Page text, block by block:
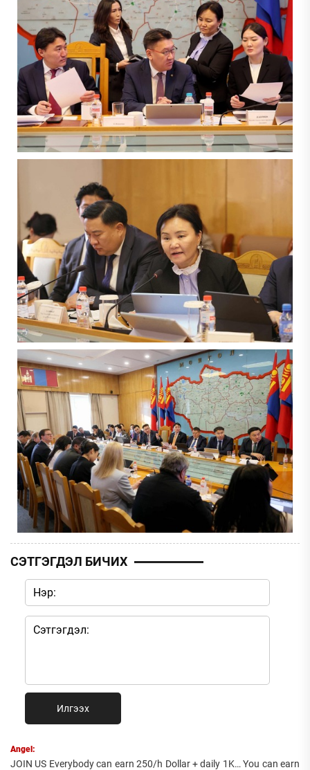
СЭТГЭГДЭЛ БИЧИХ
Илгээх
Angel:
JOIN US Everybody can earn 250/h Dollar + daily 1K… You can earn